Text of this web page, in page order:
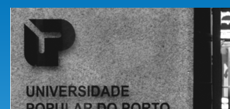
Universidade
Popular do
Porto
Associação
Cultural